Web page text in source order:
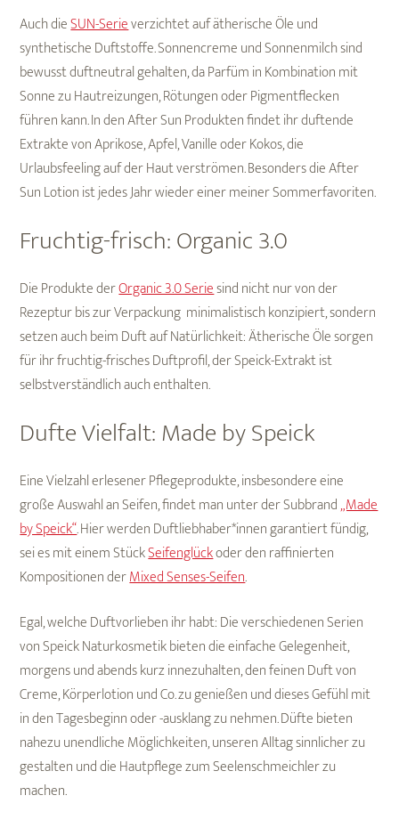
Auch dieSUN-Serieverzichtet auf ätherische Öle und
synthetische Duftstoffe. Sonnencreme und Sonnenmilch sind
bewusst duftneutral gehalten, da Parfüm in Kombination mit
Sonne zu Hautreizungen, Rötungen oder Pigmentflecken
führen kann. In den After Sun Produkten findet ihr duftende
Extrakte von Aprikose, Apfel, Vanille oder Kokos, die
Urlaubsfeeling auf der Haut verströmen. Besonders die After
Sun Lotion ist jedes Jahr wieder einer meiner Sommerfavoriten.
Fruchtig-frisch: Organic 3.0
Die Produkte derOrganic 3.0 Seriesind nicht nur von der
Rezeptur bis zur Verpackung minimalistisch konzipiert, sondern
setzen auch beim Duft auf Natürlichkeit: Ätherische Öle sorgen
für ihr fruchtig-frisches Duftprofil, der Speick-Extrakt ist
selbstverständlich auch enthalten.
Dufte Vielfalt: Made by Speick
Eine Vielzahl erlesener Pflegeprodukte, insbesondere eine
große Auswahl an Seifen, findet man unter der Subbrand„Made
by Speick“. Hier werden Duftliebhaber*innen garantiert fündig,
sei es mit einem StückSeifenglückoder den raffinierten
Kompositionen derMixed Senses-Seifen.
Egal, welche Duftvorlieben ihr habt: Die verschiedenen Serien
von Speick Naturkosmetik bieten die einfache Gelegenheit,
morgens und abends kurz innezuhalten, den feinen Duft von
Creme, Körperlotion und Co. zu genießen und dieses Gefühl mit
in den Tagesbeginn oder -ausklang zu nehmen. Düfte bieten
nahezu unendliche Möglichkeiten, unseren Alltag sinnlicher zu
gestalten und die Hautpflege zum Seelenschmeichler zu
machen.